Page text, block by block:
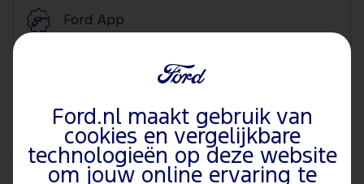
Ford App
Sleutels en Sloten
Olie verversen
Referentiemateriaal
Ford.nl maakt gebruik van
cookies en vergelijkbare
technologieën op deze website
om jouw online ervaring te